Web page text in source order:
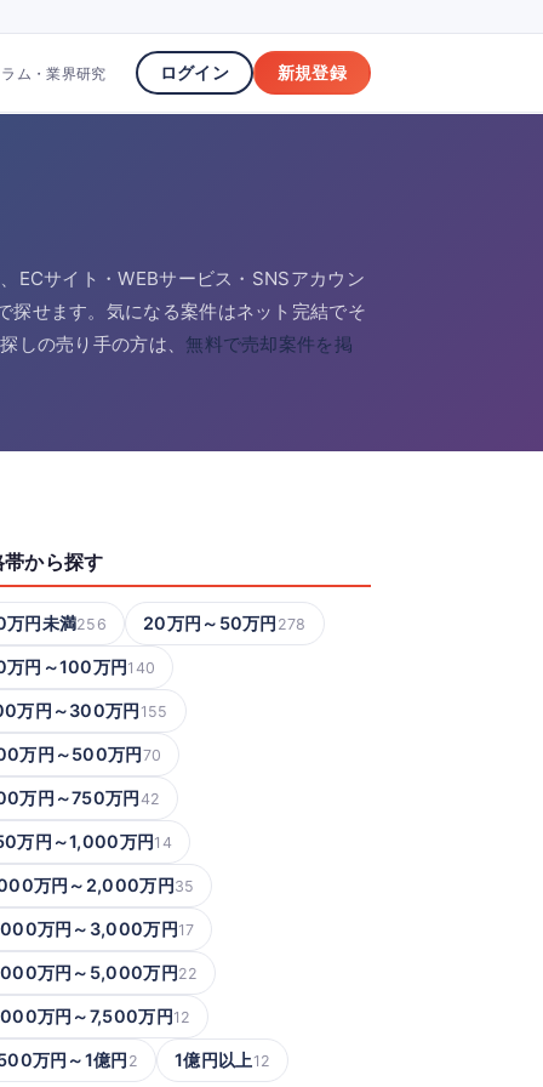
ラム・業界研究 ログイン 新規登録
ECサイト・WEBサービス・SNSアカウン
探せます。気になる案件はネット完結でそ
しの売り手の方は、 無料で売却案件を掲
から探す
万円未満256 20万円～50万円 278
万円～100万円140
万円～300万円155
万円～500万円70
万円～750万円42
万円～1,000万円14
万円～2,000万円35
万円～3,000万円17
万円～5,000万円22
万円～7,500万円12
万円～1億円 2 1億円以上 12